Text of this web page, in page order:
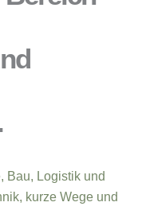
Bau, Logistik und
kurze Wege und